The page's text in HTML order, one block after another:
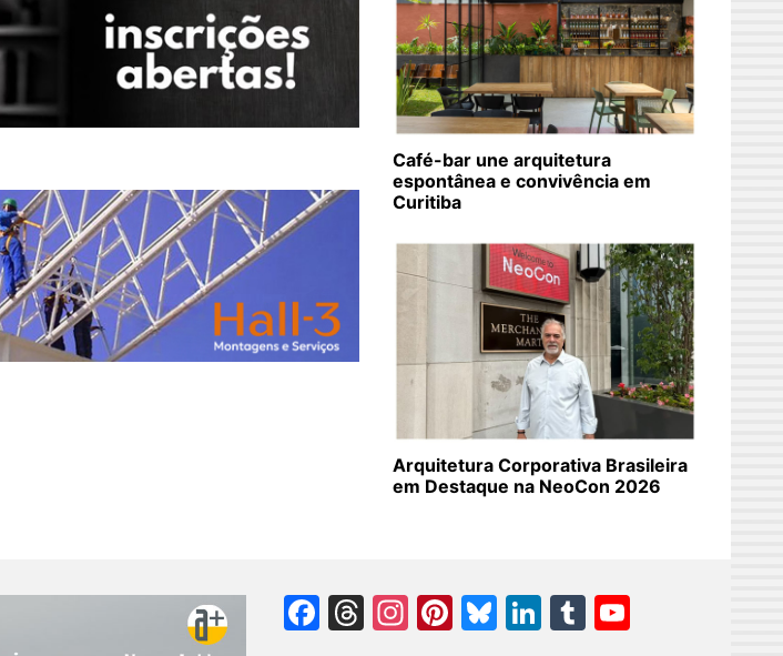
Café-bar une arquitetura
espontânea e convivência em
Curitiba
Arquitetura Corporativa Brasileira
em Destaque na NeoCon 2026
Facebook
Threads
Instagram
Pinterest
Bluesky
LinkedIn
Tumblr